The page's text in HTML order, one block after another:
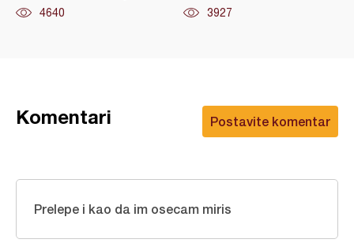
4640 3927
Postavite komentar
Komentari
Prelepe i kao da im osecam miris